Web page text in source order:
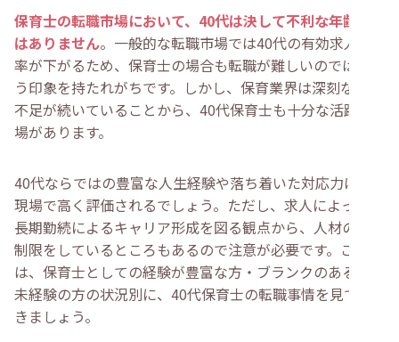
・40代の保育士が転職するメリット
・40代の保育士が転職するデメリット
・ 40代で転職を考えている保育士によくある質問
・40代から保育士が正社員で活躍するのは大変ですか？
・ 40代の新人保育士にはどのような悩みが多いですか？
・40代の保育士の平均年収はいくらですか？
・まとめ
保育士の転職市場において、40代は決して不利な年齢で
はありません。一般的な転職市場では40代の有効求人倍
率が下がるため、保育士の場合も転職が難しいのではとい
う印象を持たれがちです。しかし、保育業界は深刻な人手
不足が続いていることから、40代保育士も十分な活躍の
場があります。
40代ならではの豊富な人生経験や落ち着いた対応力は、
現場で高く評価されるでしょう。ただし、求人によっては
長期勤続によるキャリア形成を図る観点から、人材の年齢
制限をしているところもあるので注意が必要です。ここで
は、保育士としての経験が豊富な方・ブランクのある方・
未経験の方の状況別に、40代保育士の転職事情を見てい
きましょう。